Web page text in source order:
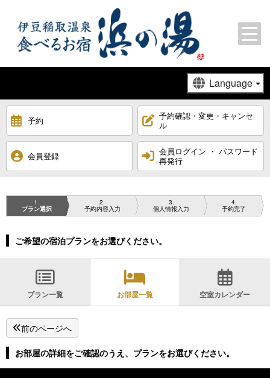
予約
予約確認・変更・キャンセ
ル
会員登録
会員ログイン ・ パスワード
再発行
1
プラン選択
2
予約内容入力
3
個人情報入力
4
予約完了
ご希望の宿泊プランをお選びください。
プラン一覧 お部屋一覧 空室カレンダー
前のページへ
お部屋の詳細をご確認のうえ、プランをお選びください。